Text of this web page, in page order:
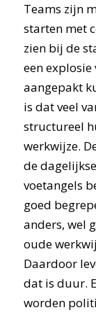
Teams zijn
starten met
zien bij de
een
aangepakt
is dat veel
structureel
werkwijze.
de
voetangels
goed
anders, wel
oude
Daardoor
dat is duur.
worden